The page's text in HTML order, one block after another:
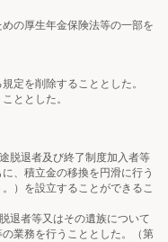
の厚生年金保険法等の一部を
定を削除することとした。
ととした。
退者及び終了制度加入者等
、積立金の移換を円滑に行う
）を設立することができるこ
者等又はその遺族について
業務を行うこととした。（第